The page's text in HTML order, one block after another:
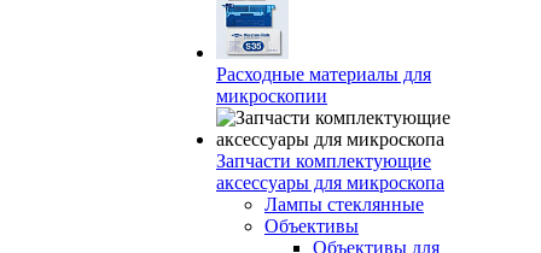
Расходные материалы для
микроскопии
Запчасти комплектующие
аксессуары для микроскопа
Лампы стеклянные
Объективы
Объективы для